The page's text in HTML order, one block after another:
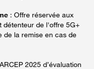
: Offre réservée aux
détenteur de l'offre 5G+
de la remise en cas de
2025 d’évaluation